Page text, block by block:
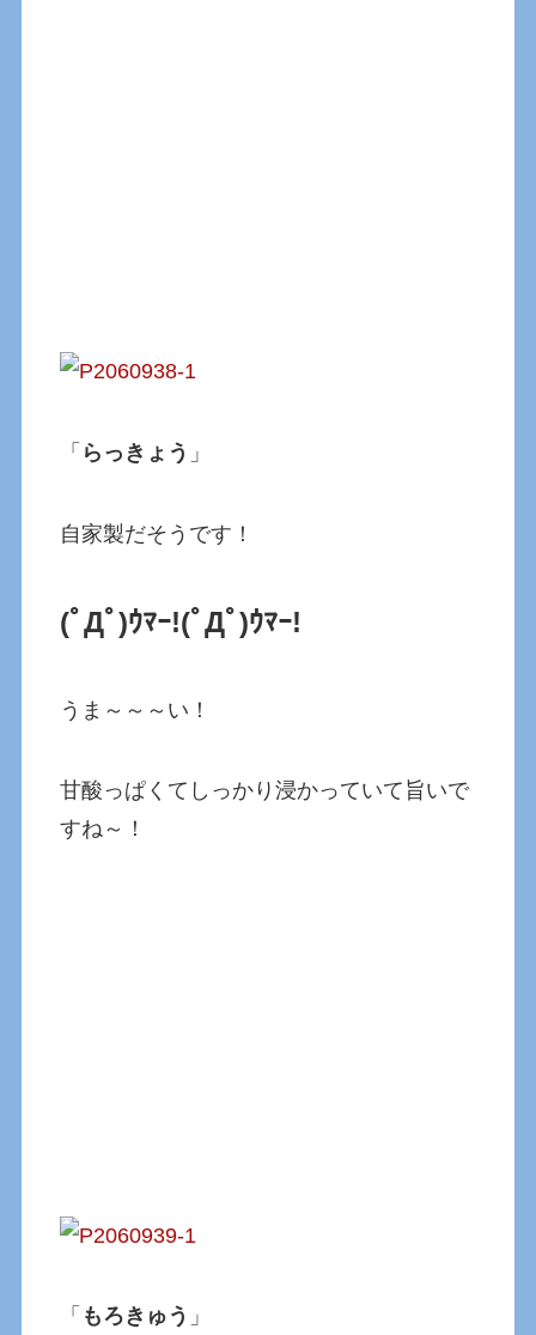
「 らっきょう 」
自家製だそうです！
(ﾟДﾟ)ｳﾏｰ!(ﾟДﾟ)ｳﾏｰ!
うま～～～い！
甘酸っぱくてしっかり浸かっていて旨いで
すね～！
「 もろきゅう 」